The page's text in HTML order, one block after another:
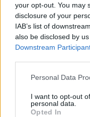
your opt-out. You may
disclosure of your
IAB’s list of
also be disclosed by
Downstream
Personal Data
I want to opt-out
personal data.
Opted In